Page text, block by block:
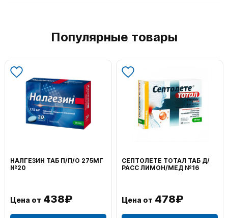
Популярные товары
НАЛГЕЗИН ТАБ П/П/О 275МГ
№20
Цена от 438₽
СЕПТОЛЕТЕ ТОТАЛ ТАБ Д/
РАСС ЛИМОН/МЕД №16
Цена от 478₽